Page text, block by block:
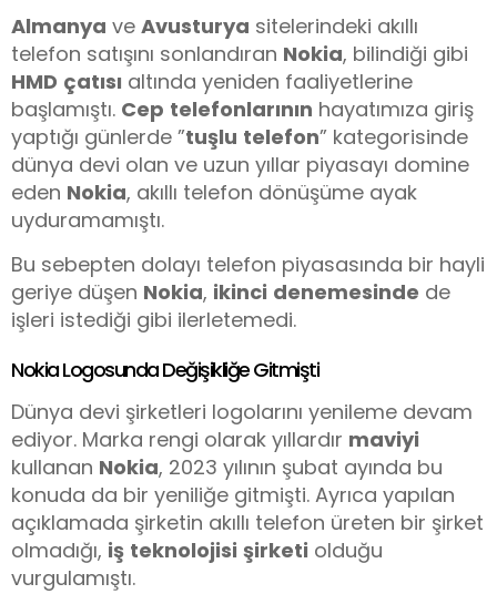
Almanya ve Avusturya sitelerindeki akıllı
telefon satışını sonlandıran Nokia, bilindiği gibi
HMD çatısı altında yeniden faaliyetlerine
başlamıştı. Cep telefonlarının hayatımıza giriş
yaptığı günlerde ”tuşlu telefon” kategorisinde
dünya devi olan ve uzun yıllar piyasayı domine
eden Nokia, akıllı telefon dönüşüme ayak
uyduramamıştı.
Bu sebepten dolayı telefon piyasasında bir hayli
geriye düşen Nokia, ikinci denemesinde de
işleri istediği gibi ilerletemedi.
Nokia Logosunda Değişikliğe Gitmişti
Dünya devi şirketleri logolarını yenileme devam
ediyor. Marka rengi olarak yıllardır maviyi
kullanan Nokia, 2023 yılının şubat ayında bu
konuda da bir yeniliğe gitmişti. Ayrıca yapılan
açıklamada şirketin akıllı telefon üreten bir şirket
olmadığı, iş teknolojisi şirketi olduğu
vurgulamıştı.